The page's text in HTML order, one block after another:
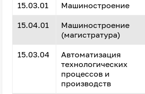
15.03.01 Машиностроение
15.04.01
Машиностроение
(магистратура)
15.03.04
Автоматизация
технологических
процессов и
производств